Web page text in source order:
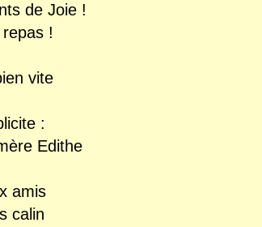
de Joie !
!
vite
:
Edithe
amis
calin